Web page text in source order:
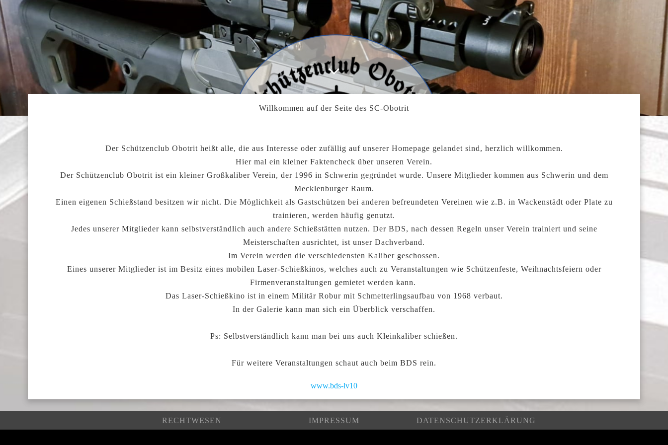
Willkommen auf der Seite des SC-Obotrit
Der Schützenclub Obotrit heißt alle, die aus Interesse oder zufällig auf unserer Homepage gelandet sind, herzlich willkommen.
Hier mal ein kleiner Faktencheck über unseren Verein.
Der Schützenclub Obotrit ist ein kleiner Großkaliber Verein, der 1996 in Schwerin gegründet wurde. Unsere Mitglieder kommen aus Schwerin und dem
Mecklenburger Raum.
Einen eigenen Schießstand besitzen wir nicht. Die Möglichkeit als Gastschützen bei anderen befreundeten Vereinen wie z.B. in Wackenstädt oder Plate zu
trainieren, werden häufig genutzt.
Jedes unserer Mitglieder kann selbstverständlich auch andere Schießstätten nutzen. Der BDS, nach dessen Regeln unser Verein trainiert und seine
Meisterschaften ausrichtet, ist unser Dachverband.
Im Verein werden die verschiedensten Kaliber geschossen.
Eines unserer Mitglieder ist im Besitz eines mobilen Laser-Schießkinos, welches auch zu Veranstaltungen wie Schützenfeste, Weihnachtsfeiern oder
Firmenveranstaltungen gemietet werden kann.
Das Laser-Schießkino ist in einem Militär Robur mit Schmetterlingsaufbau von 1968 verbaut.
In der Galerie kann man sich ein Überblick verschaffen.
Ps: Selbstverständlich kann man bei uns auch Kleinkaliber schießen.
Für weitere Veranstaltungen schaut auch beim BDS rein.
www.bds-lv10
RECHTWESEN IMPRESSUM DATENSCHUTZERKLÄRUNG